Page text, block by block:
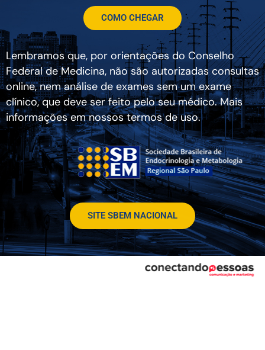
COMO CHEGAR
Lembramos que, por orientações do Conselho
Federal de Medicina, não são autorizadas consultas
online, nem análise de exames sem um exame
clínico, que deve ser feito pelo seu médico. Mais
informações em nossos termos de uso.
SITE SBEM NACIONAL